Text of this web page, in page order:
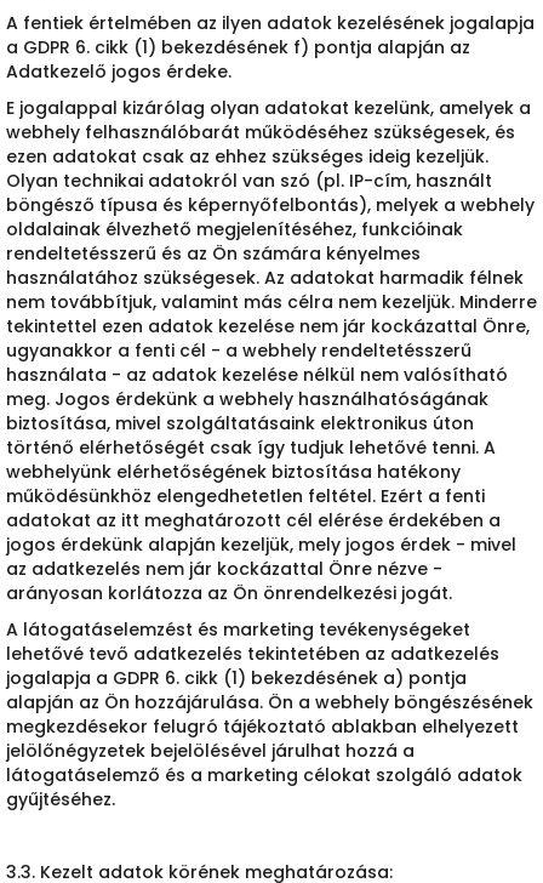
A fentiek értelmében az ilyen adatok kezelésének jogalapja
a GDPR 6. cikk (1) bekezdésének f) pontja alapján az
Adatkezelő jogos érdeke.
E jogalappal kizárólag olyan adatokat kezelünk, amelyek a
webhely felhasználóbarát működéséhez szükségesek, és
ezen adatokat csak az ehhez szükséges ideig kezeljük.
Olyan technikai adatokról van szó (pl. IP-cím, használt
böngésző típusa és képernyőfelbontás), melyek a webhely
oldalainak élvezhető megjelenítéséhez, funkcióinak
rendeltetésszerű és az Ön számára kényelmes
használatához szükségesek. Az adatokat harmadik félnek
nem továbbítjuk, valamint más célra nem kezeljük. Minderre
tekintettel ezen adatok kezelése nem jár kockázattal Önre,
ugyanakkor a fenti cél - a webhely rendeltetésszerű
használata - az adatok kezelése nélkül nem valósítható
meg. Jogos érdekünk a webhely használhatóságának
biztosítása, mivel szolgáltatásaink elektronikus úton
történő elérhetőségét csak így tudjuk lehetővé tenni. A
webhelyünk elérhetőségének biztosítása hatékony
működésünkhöz elengedhetetlen feltétel. Ezért a fenti
adatokat az itt meghatározott cél elérése érdekében a
jogos érdekünk alapján kezeljük, mely jogos érdek - mivel
az adatkezelés nem jár kockázattal Önre nézve -
arányosan korlátozza az Ön önrendelkezési jogát.
A látogatáselemzést és marketing tevékenységeket
lehetővé tevő adatkezelés tekintetében az adatkezelés
jogalapja a GDPR 6. cikk (1) bekezdésének a) pontja
alapján az Ön hozzájárulása. Ön a webhely böngészésének
megkezdésekor felugró tájékoztató ablakban elhelyezett
jelölőnégyzetek bejelölésével járulhat hozzá a
látogatáselemző és a marketing célokat szolgáló adatok
gyűjtéséhez.
3.3. Kezelt adatok körének meghatározása: